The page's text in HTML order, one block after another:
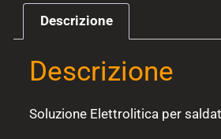
Descrizione
Descrizione
Soluzione Elettrolitica per